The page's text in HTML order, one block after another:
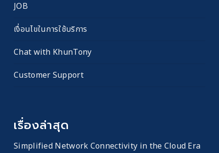
JOB
เงื่อนไขในการใช้บริการ
Chat with KhunTony
Customer Support
เรื่องล่าสุด
Simplified Network Connectivity in the Cloud Era